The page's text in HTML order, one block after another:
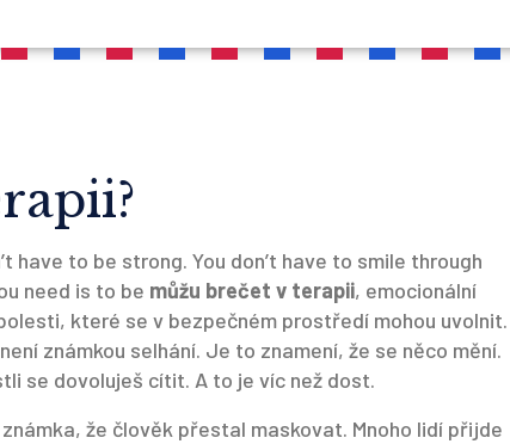
have to be strong. You don’t have to smile through
need is to be můžu brečet v terapii, emocionální
které se v bezpečném prostředí mohou uvolnit.
známkou selhání. Je to znamení, že se něco mění.
se dovoluješ cítit. A to je víc než dost.
že člověk přestal maskovat. Mnoho lidí přijde